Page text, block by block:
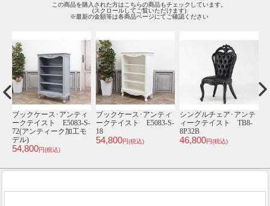
この商品を購入された方はこちらの商品もチェックしています。
(スクロールしてご覧いただけます)
※最新の金額等は各商品ページにてご確認ください
シングルチェア･アンテ
ィークテイスト TB3-
8F44B
45,800
チェスト･アンティーク
テイスト TB5-8
46,800
1930年頃 マホガニー
材 フランス アンテ
ィーク・ナイトテーブ
ル antique65607a